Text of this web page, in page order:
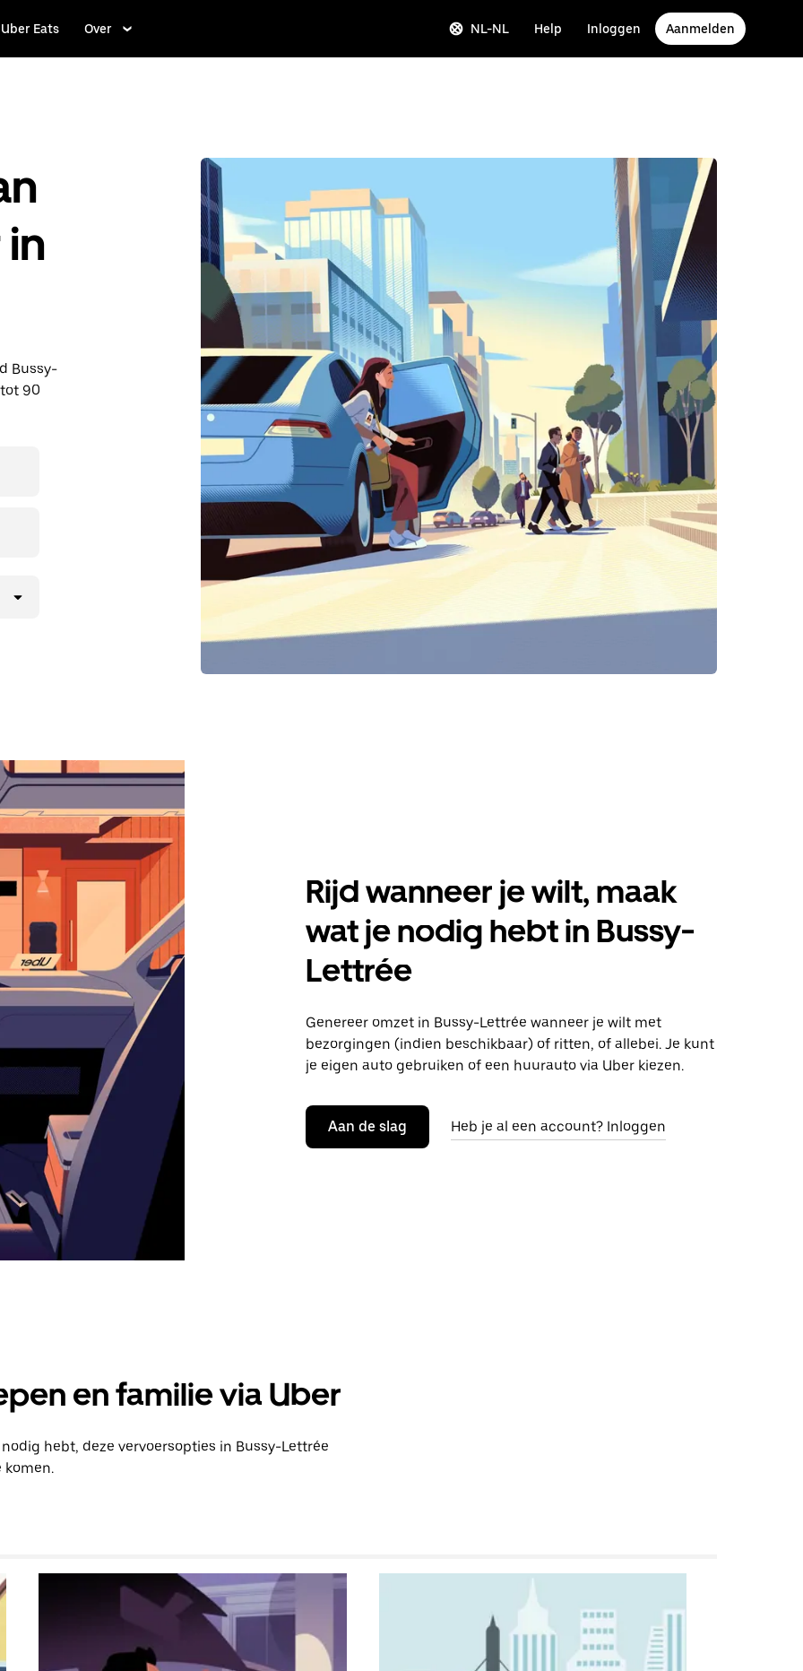
Uber Eats Over NL-NL Help Inloggen Aanmelden
Bussy-
90
Rijd wanneer je wilt, maak
wat je nodig hebt in Bussy-
Lettrée
Genereer omzet in Bussy-Lettrée wanneer je wilt met
bezorgingen (indien beschikbaar) of ritten, of allebei. Je kunt
je eigen auto gebruiken of een huurauto via Uber kiezen.
Aan de slag Heb je al een account? Inloggen
en familie via Uber
hebt, deze vervoersopties in Bussy-Lettrée
komen.